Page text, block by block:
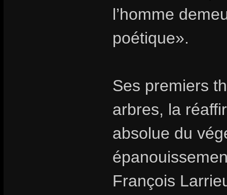
l’homme
poétique».
Ses premiers
arbres, la
absolue du
François